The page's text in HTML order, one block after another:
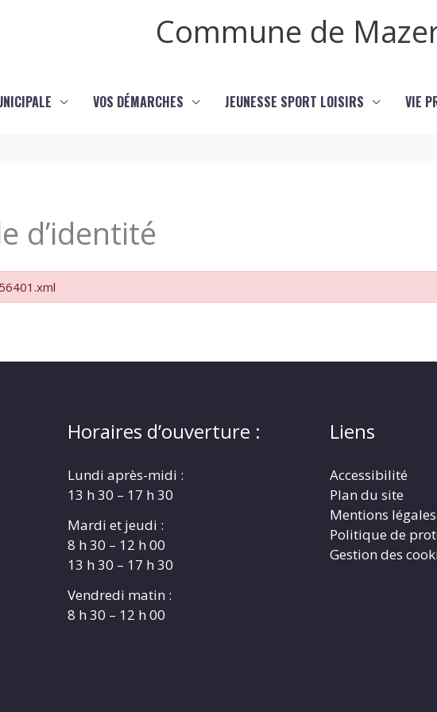
Commune de
VOS DÉMARCHES JEUNESSE SPORT LOISIRS VIE
d’identité
Horaires d’ouverture :
Lundi après-midi :
13 h 30 – 17 h 30
Mardi et jeudi :
8 h 30 – 12 h 00
13 h 30 – 17 h 30
Vendredi matin :
8 h 30 – 12 h 00
Liens
Accessibilité
Plan du site
Mentions légales
Politique de
Gestion des